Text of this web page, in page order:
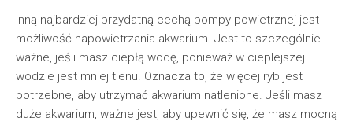
Inną najbardziej przydatną cechą pompy powietrznej jest
możliwość napowietrzania akwarium. Jest to szczególnie
ważne, jeśli masz ciepłą wodę, ponieważ w cieplejszej
wodzie jest mniej tlenu. Oznacza to, że więcej ryb jest
potrzebne, aby utrzymać akwarium natlenione. Jeśli masz
duże akwarium, ważne jest, aby upewnić się, że masz mocną